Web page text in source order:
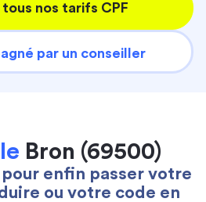
nos tarifs CPF
par un conseiller
Bron (69500)
enfin passer votre
ou votre code en